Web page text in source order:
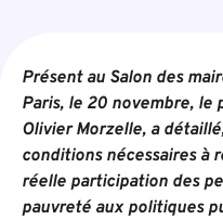
Présent au Salon des
Paris, le 20 novembre, le
Olivier Morzelle, a
conditions nécessaires à
réelle participation des
pauvreté aux politiques